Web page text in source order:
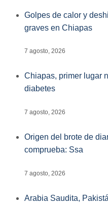
Golpes de calor y
graves en Chiapas
7 agosto, 2026
Chiapas, primer lugar
diabetes
7 agosto, 2026
Origen del brote de
comprueba: Ssa
7 agosto, 2026
Arabia Saudita,